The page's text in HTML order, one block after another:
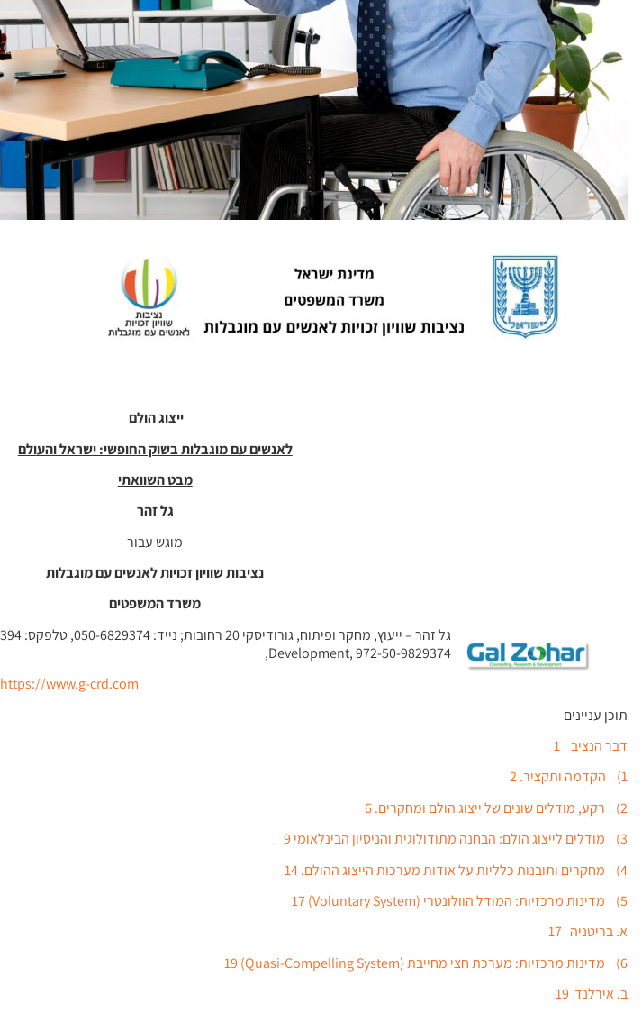
ייצוג הולם
לאנשים עם מוגבלות בשוק החופשי: ישראל והעולם
מבט השוואתי
גל זהר
מוגש עבור
נציבות שוויון זכויות לאנשים עם מוגבלות
משרד המשפטים
Development, 972-50-9829374,
https://www.g-crd.com
תוכן עניינים
דבר הנציב 1
1) הקדמה ותקציר. 2
2) רקע, מודלים שונים של ייצוג הולם ומחקרים. 6
3) מודלים לייצוג הולם: הבחנה מתודולוגית והניסיון הבינלאומי 9
4) מחקרים ותובנות כלליות על אודות מערכות הייצוג ההולם. 14
5) מדינות מרכזיות: המודל הוולונטרי (Voluntary System) 17
א. בריטניה 17
6) מדינות מרכזיות: מערכת חצי מחייבת (Quasi-Compelling System) 19
ב. אירלנד 19